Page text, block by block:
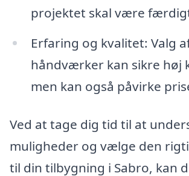
projektet skal være
Erfaring og kvalitet: Valg
håndværker kan sikre høj
men kan også påvirke
Ved at tage dig tid til at
muligheder og vælge den
til din tilbygning i Sabro, kan